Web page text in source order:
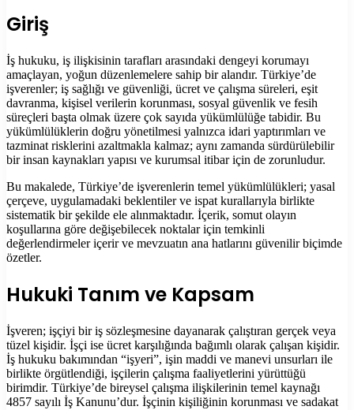
Giriş
İş hukuku, iş ilişkisinin tarafları arasındaki dengeyi korumayı
amaçlayan, yoğun düzenlemelere sahip bir alandır. Türkiye’de
işverenler; iş sağlığı ve güvenliği, ücret ve çalışma süreleri, eşit
davranma, kişisel verilerin korunması, sosyal güvenlik ve fesih
süreçleri başta olmak üzere çok sayıda yükümlülüğe tabidir. Bu
yükümlülüklerin doğru yönetilmesi yalnızca idari yaptırımları ve
tazminat risklerini azaltmakla kalmaz; aynı zamanda sürdürülebilir
bir insan kaynakları yapısı ve kurumsal itibar için de zorunludur.
Bu makalede, Türkiye’de işverenlerin temel yükümlülükleri; yasal
çerçeve, uygulamadaki beklentiler ve ispat kurallarıyla birlikte
sistematik bir şekilde ele alınmaktadır. İçerik, somut olayın
koşullarına göre değişebilecek noktalar için temkinli
değerlendirmeler içerir ve mevzuatın ana hatlarını güvenilir biçimde
özetler.
Hukuki Tanım ve Kapsam
İşveren; işçiyi bir iş sözleşmesine dayanarak çalıştıran gerçek veya
tüzel kişidir. İşçi ise ücret karşılığında bağımlı olarak çalışan kişidir.
İş hukuku bakımından “işyeri”, işin maddi ve manevi unsurları ile
birlikte örgütlendiği, işçilerin çalışma faaliyetlerini yürüttüğü
birimdir. Türkiye’de bireysel çalışma ilişkilerinin temel kaynağı
4857 sayılı İş Kanunu’dur. İşçinin kişiliğinin korunması ve sadakat